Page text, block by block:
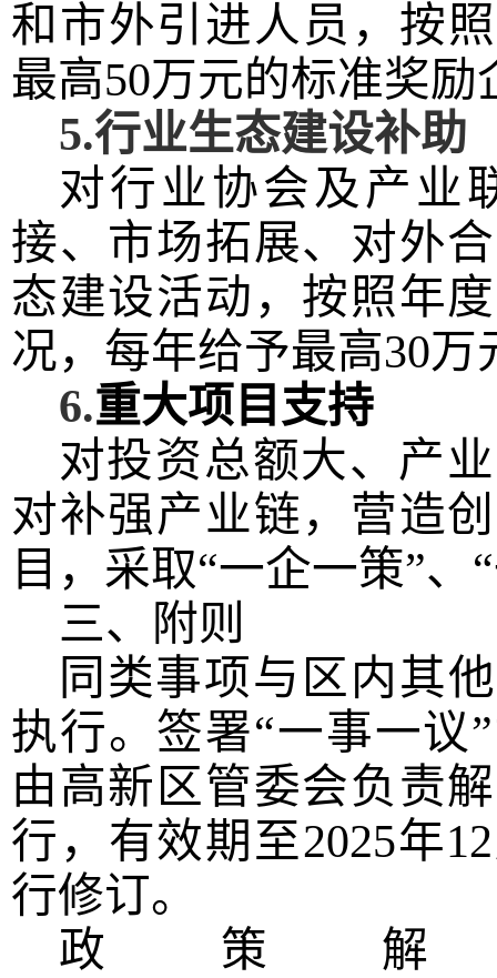
和市外引进人员，按
最高50万元的标准奖励
5.行业生态建设补助
对行业协会及产业
接、 市场拓展、 对外
态建设活动，按照年度
况，每年给予最高30万
6.重大项目支持
对投资总额大、产
对补强产业链， 营造
目，采取“一企一策”、
三、附则
同类事项与区内其
执行。签署“一事一议
由高新区管委会负责
行，有效期至2025年
行修订。
政策